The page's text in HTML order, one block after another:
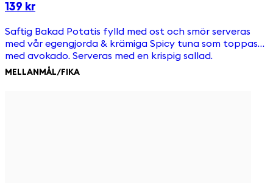
139 kr
Saftig Bakad Potatis fylld med ost och smör serveras
med vår egengjorda & krämiga Spicy tuna som toppas
med avokado. Serveras med en krispig sallad.
MELLANMÅL/FIKA